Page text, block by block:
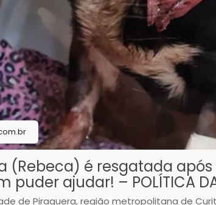
(Rebeca) é resgatada
puder ajudar! – POLÍTICA DA
de Piraquera, região metropolitana de